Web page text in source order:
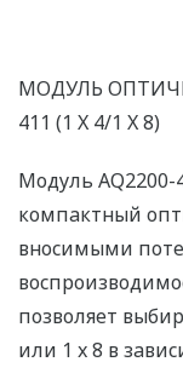
МОДУЛЬ
411 (1 X 4/1 X 8)
Модуль AQ2200-
компактный
вносимыми
позволяет
или 1 x 8 в